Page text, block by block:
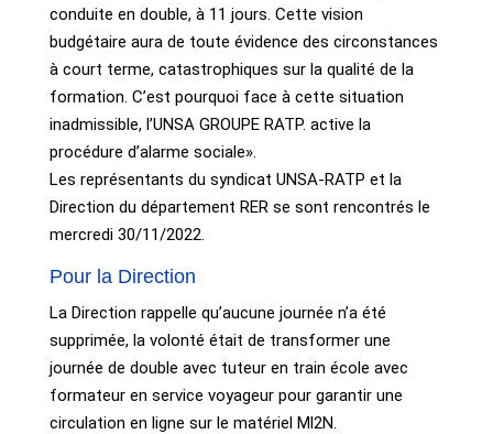
conduite en double, à 11 jours. Cette vision
budgétaire aura de toute évidence des circonstances
à court terme, catastrophiques sur la qualité de la
formation. C’est pourquoi face à cette situation
inadmissible, l’UNSA GROUPE RATP. active la
procédure d’alarme sociale».
Les représentants du syndicat UNSA-RATP et la
Direction du département RER se sont rencontrés le
mercredi 30/11/2022.
Pour la Direction
La Direction rappelle qu’aucune journée n’a été
supprimée, la volonté était de transformer une
journée de double avec tuteur en train école avec
formateur en service voyageur pour garantir une
circulation en ligne sur le matériel Ml2N.